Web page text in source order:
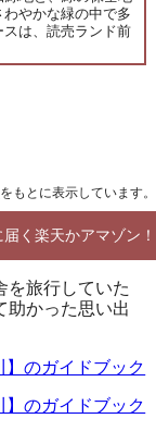
やかな緑の中で多
は、読売ランド前
をもとに表示しています。
く楽天かアマゾン！
を旅行していた
助かった思い出
のガイドブック
のガイドブック